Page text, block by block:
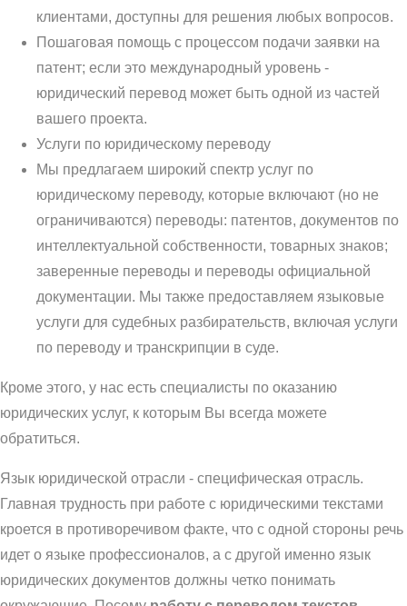
клиентами, доступны для решения любых вопросов.
Пошаговая помощь с процессом подачи заявки на
патент; если это международный уровень -
юридический перевод может быть одной из частей
вашего проекта.
Услуги по юридическому переводу
Мы предлагаем широкий спектр услуг по
юридическому переводу, которые включают (но не
ограничиваются) переводы: патентов, документов по
интеллектуальной собственности, товарных знаков;
заверенные переводы и переводы официальной
документации. Мы также предоставляем языковые
услуги для судебных разбирательств, включая услуги
по переводу и транскрипции в суде.
Кроме этого, у нас есть специалисты по оказанию
юридических услуг, к которым Вы всегда можете
обратиться.
Язык юридической отрасли - специфическая отрасль.
Главная трудность при работе с юридическими текстами
кроется в противоречивом факте, что с одной стороны речь
идет о языке профессионалов, а с другой именно язык
юридических документов должны четко понимать